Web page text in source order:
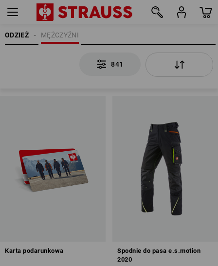
ODZIEŻ MĘŻCZYŹNI
841
Karta podarunkowa
Spodnie do pasa e.s.motion
2020